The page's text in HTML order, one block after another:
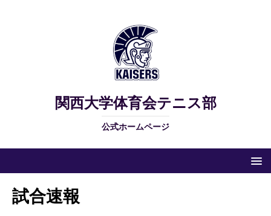
関西大学体育会テニス部
公式ホームページ
試合速報